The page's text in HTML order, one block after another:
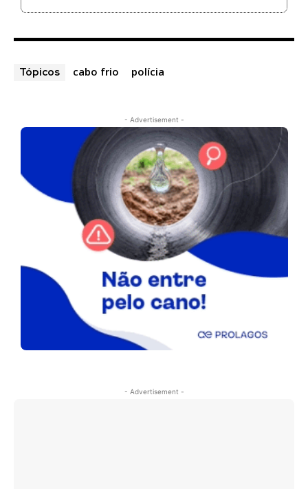
Tópicos cabo frio polícia
- Advertisement -
- Advertisement -